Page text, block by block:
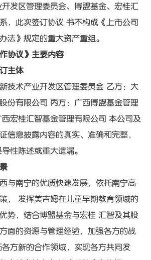
发区管理委员会、博盟基金、宏桂汇
，此次签订协议 书不构成《上市公司
法》规定的重大资产重组。
协议》主要内容
主体
技术产业开发区管理委员会 乙方：大
份有限公司 丙方：广西博盟基金管理
宏桂汇智基金管理有限公司 本公司及
信息披露内容的真实、准确和完整，
性陈述或重大遗漏。
与南宁的优质快速发展，依托南宁高
， 发挥美吉姆在儿童早期教育领域的
势，结合博盟基金与宏桂 汇智及其股
面的资源与管理经验，加强各方的战
方新的合作领域，实现各方共同发